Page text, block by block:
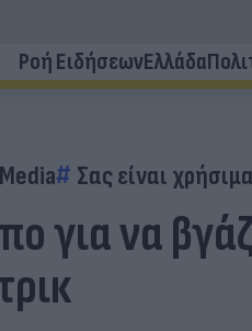
Ροή ΕιδήσεωνΕλλάδα
Σας είναι χρήσιμα
για να